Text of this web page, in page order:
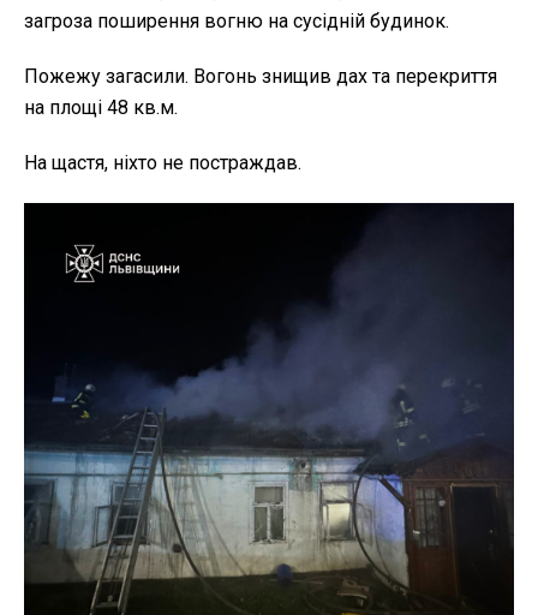
загроза поширення вогню на сусідній будинок.
Пожежу загасили. Вогонь знищив дах та перекриття
на площі 48 кв.м.
На щастя, ніхто не постраждав.